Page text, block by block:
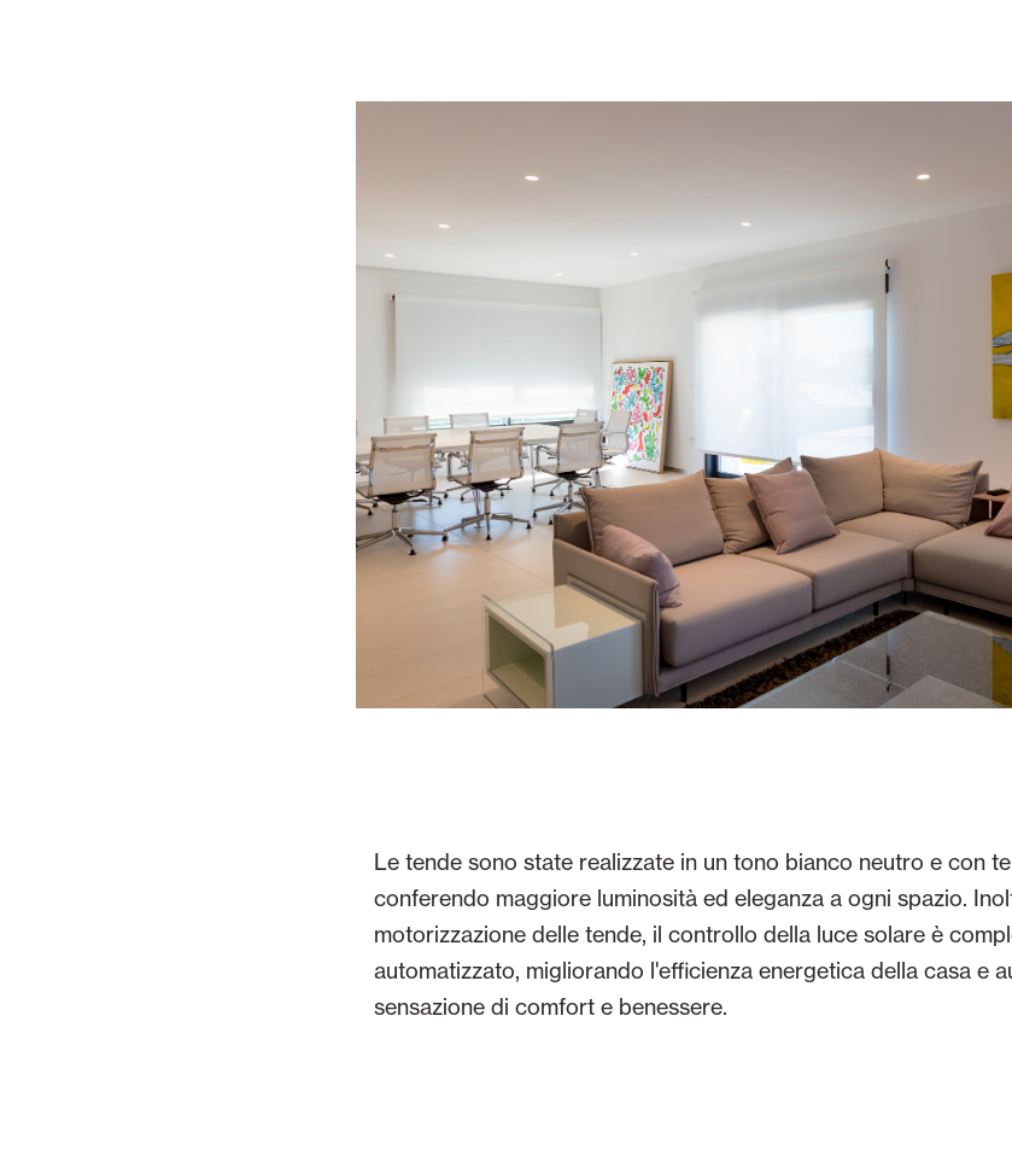
Le tende sono state realizzate in un tono bianco neutro e con
conferendo maggiore luminosità ed eleganza a ogni spazio.
motorizzazione delle tende, il controllo della luce solare è
automatizzato, migliorando l'efficienza energetica della casa e
sensazione di comfort e benessere.